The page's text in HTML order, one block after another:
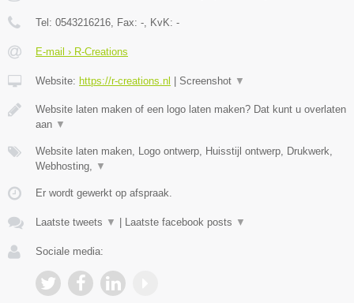
Tel: 0543216216 , Fax: - , KvK: -
E-mail › R-Creations
Website: https://r-creations.nl Screenshot ▼
Website laten maken of een logo laten maken? Dat kunt u overlaten
aan ▼
Website laten maken, Logo ontwerp, Huisstijl ontwerp, Drukwerk,
Webhosting,
▼
Er wordt gewerkt op afspraak.
Laatste tweets ▼ Laatste facebook posts ▼
Sociale media: